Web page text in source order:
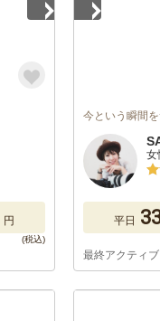
円
今という瞬間
女
平日
最終アクティ